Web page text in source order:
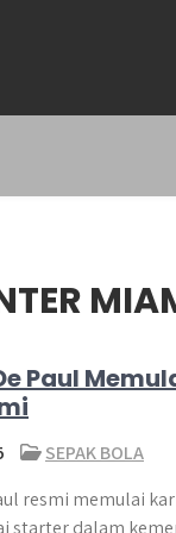
Paul
SEPAK BOLA
resmi memulai
starter dalam